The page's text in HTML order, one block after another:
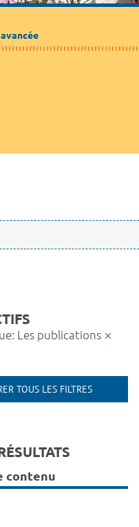
Les publications
TOUS LES FILTRES
contenu